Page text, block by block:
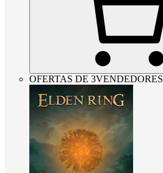
OFERTAS DE 3VENDEDORES